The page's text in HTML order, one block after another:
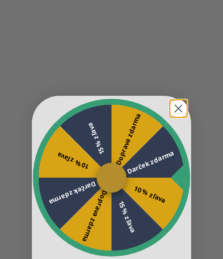
Doprava zdarma
Darček zdarma
10 % zľava
15 % zľava
Doprava zdarma
Darček zdarma
10 % zľava
15 % zľava